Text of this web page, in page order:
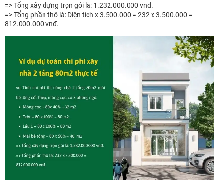
=> Tổng xây dựng trọn gói là: 1.232.000.000 vnđ.
=> Tổng phần thô là: Diện tích x 3.500.000 = 232 x 3.500.000 =
812.000.000 vnđ.